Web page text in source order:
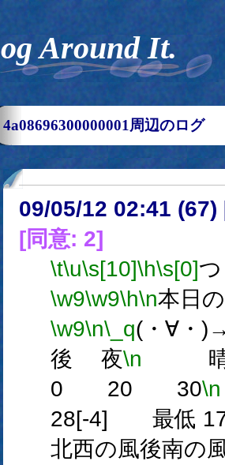
Log Around It.
4a08696300000001周辺のログ
09/05/12 02:41 (67)
[同意: 2]
\t\u\s[10]\h\s[0]
\w9\w9\h\n本日
\w9\n\_q(・∀・
後 夜\n 晴
0 20 30\n
28[-4] 最低
北西の風後南の